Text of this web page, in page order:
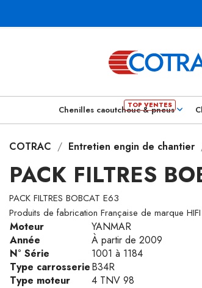
Chenilles caoutchouc & pneus
COTRAC Entretien engin de chantier
PACK FILTRES
PACK FILTRES BOBCAT E63
Produits de fabrication Française de marque
Moteur
YANMAR
Année
À partir de 2009
N° Série
1001 à 1184
Type carrosserieB34R
Type moteur
4 TNV 98